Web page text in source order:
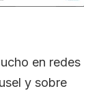
en redes
y sobre